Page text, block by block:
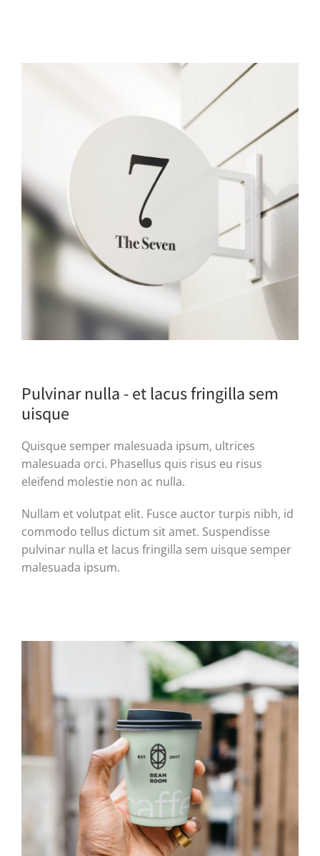
Pulvinar nulla - et lacus fringilla sem
uisque
Quisque semper malesuada ipsum, ultrices
malesuada orci. Phasellus quis risus eu risus
eleifend molestie non ac nulla.
Nullam et volutpat elit. Fusce auctor turpis nibh, id
commodo tellus dictum sit amet. Suspendisse
pulvinar nulla et lacus fringilla sem uisque semper
malesuada ipsum.